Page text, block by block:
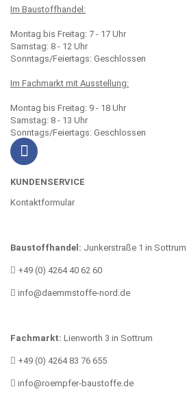
Im Baustoffhandel:
Montag bis Freitag: 7 - 17 Uhr
Samstag: 8 - 12 Uhr
Sonntags/Feiertags: Geschlossen
Im Fachmarkt mit Ausstellung:
Montag bis Freitag: 9 - 18 Uhr
Samstag: 8 - 13 Uhr
Sonntags/Feiertags: Geschlossen
KUNDENSERVICE
Kontaktformular
Baustoffhandel: Junkerstraße 1 in Sottrum
+49 (0) 4264 40 62 60
info@daemmstoffe-nord.de
Fachmarkt: Lienworth 3 in Sottrum
+49 (0) 4264 83 76 655
info@roempfer-baustoffe.de